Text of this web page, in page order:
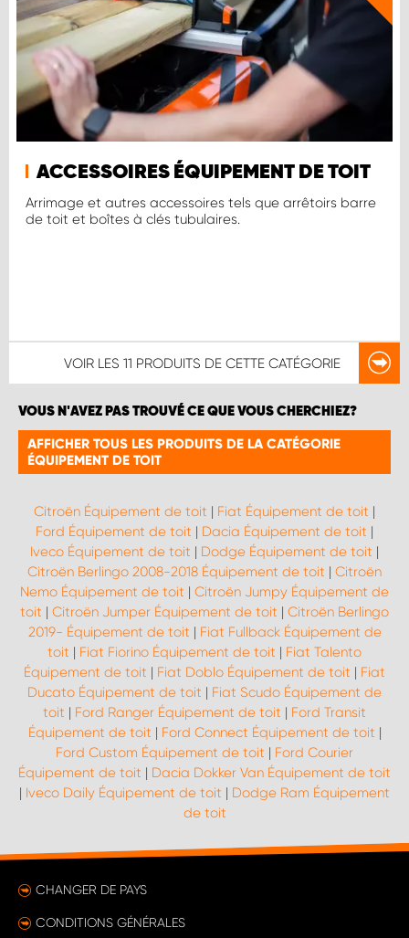
ACCESSOIRES ÉQUIPEMENT DE TOIT
Arrimage et autres accessoires tels que arrêtoirs barre
de toit et boîtes à clés tubulaires.
VOIR LES 11 PRODUITS DE CETTE CATÉGORIE
VOUS N'AVEZ PAS TROUVÉ CE QUE VOUS CHERCHIEZ?
AFFICHER TOUS LES PRODUITS DE LA CATÉGORIE
ÉQUIPEMENT DE TOIT
Citroën Équipement de toit | Fiat Équipement de toit |
Ford Équipement de toit | Dacia Équipement de toit |
Iveco Équipement de toit | Dodge Équipement de toit |
Citroën Berlingo 2008-2018 Équipement de toit | Citroën
Nemo Équipement de toit | Citroën Jumpy Équipement de
toit | Citroën Jumper Équipement de toit | Citroën Berlingo
2019- Équipement de toit | Fiat Fullback Équipement de
toit | Fiat Fiorino Équipement de toit | Fiat Talento
Équipement de toit | Fiat Doblo Équipement de toit | Fiat
Ducato Équipement de toit | Fiat Scudo Équipement de
toit | Ford Ranger Équipement de toit | Ford Transit
Équipement de toit | Ford Connect Équipement de toit |
Ford Custom Équipement de toit | Ford Courier
Équipement de toit | Dacia Dokker Van Équipement de toit
| Iveco Daily Équipement de toit | Dodge Ram Équipement
de toit
CHANGER DE PAYS
CONDITIONS GÉNÉRALES